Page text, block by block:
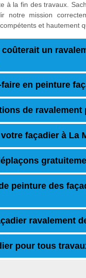
à la fin des travaux.
notre mission
et hautement
un
en peinture
de
façadier à La
peinture des
ravalement
pour tous